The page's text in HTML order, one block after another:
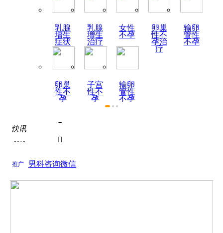
乳腺
增生
症状
乳腺
增生
治疗
女性
不孕
卵巢
性不
孕治
疗
输卵
管性
不孕
卵巢
性不
孕
子宫
性不
孕
输卵
管性
不孕
快讯
2019
2019
热烈祝贺陕西天伦不孕不

关于如何全面认识死精症？的问题， 如何全面认...

推广 男科咨询微信